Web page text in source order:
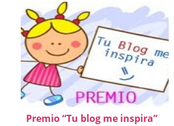
Premio “Tu blog me inspira”